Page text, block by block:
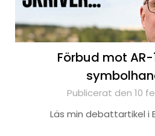
Förbud mot
Publicerat den 10
Läs min debattartikel i